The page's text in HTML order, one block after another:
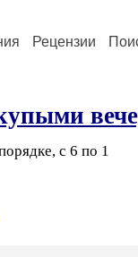
Рецензии
с 6 по 1